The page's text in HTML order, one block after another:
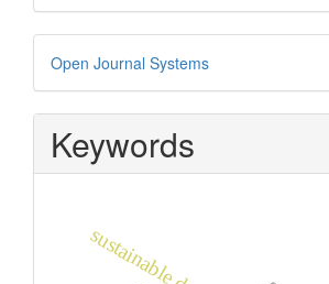
Developed
By
Open Journal Systems
Keywords